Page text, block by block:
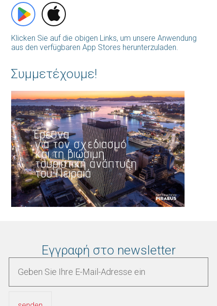
Klicken Sie auf die obigen Links, um unsere Anwendung
aus den verfügbaren App Stores herunterzuladen.
Συμμετέχουμε!
Εγγραφή στο newsletter